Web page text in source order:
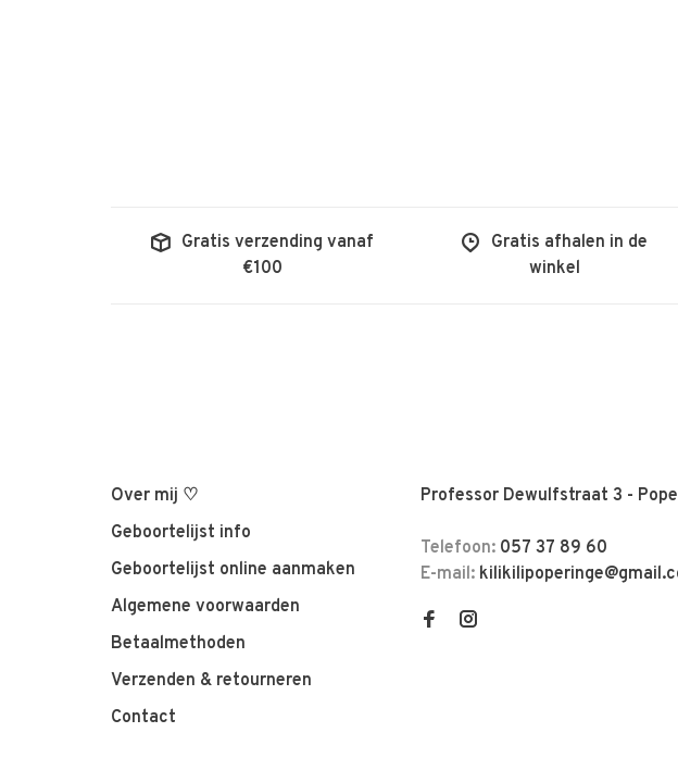
Gratis verzending vanaf
€100
Gratis afhalen in de
winkel
Over mij ♡
Geboortelijst info
Geboortelijst online aanmaken
Algemene voorwaarden
Betaalmethoden
Verzenden & retourneren
Contact
Professor Dewulfstraat 3 -
Telefoon: 057 37 89 60
E-mail: